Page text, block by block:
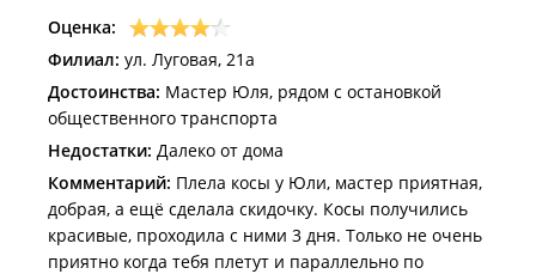
Оценка:
Филиал: ул. Луговая, 21а
Достоинства: Мастер Юля, рядом с остановкой
общественного транспорта
Недостатки: Далеко от дома
Комментарий: Плела косы у Юли, мастер приятная,
добрая, а ещё сделала скидочку. Косы получились
красивые, проходила с ними 3 дня. Только не очень
приятно когда тебя плетут и параллельно по